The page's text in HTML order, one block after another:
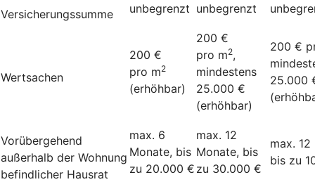
Versicherungssumme
unbegrenzt unbegrenzt
Wertsachen
200 €
pro m2
(erhöhbar)
200 €
pro m2,
mindestens
25.000 €
(erhöhbar)
200 €
25.000
Vorübergehend
außerhalb der Wohnung
befindlicher Hausrat
max. 6
Monate, bis
zu 20.000 €
max. 12
Monate, bis
zu 30.000 €
max.
bis zu